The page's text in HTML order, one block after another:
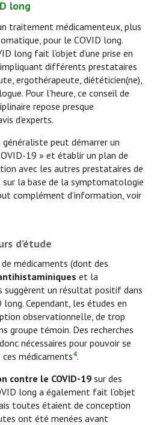
long
traitement médicamenteux, plus
pour le COVID long.
long fait l’objet d’une prise en
différents prestataires
ergothérapeute, diététicien(ne),
Pour l’heure, ce conseil de
repose presque
d’experts.
généraliste peut démarrer un
19 » et établir un plan de
avec les autres prestataires de
la base de la symptomatologie
complément d’information, voir
d’étude
médicaments (dont des
et la
suggèrent un résultat positif dans
Cependant, les études en
observationnelle, de trop
groupe témoin. Des recherches
nécessaires pour pouvoir se
médicaments4.
contre le COVID-19 sur des
long a également fait l’objet
toutes étaient de conception
ont été menées avant